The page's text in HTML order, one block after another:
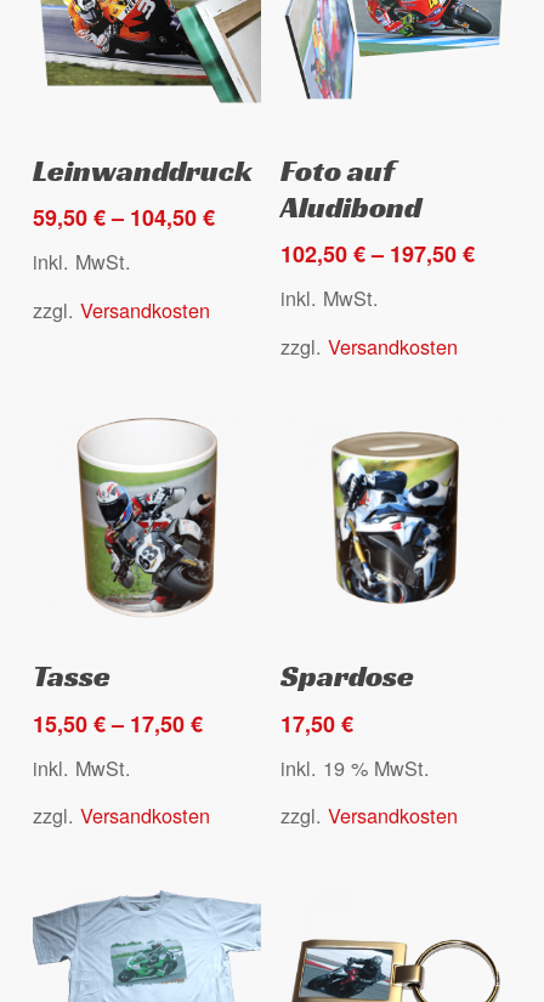
Produkt
weist
Varianten
auf.
Produktseite
gewählt
werden
Leinwanddruck
59,50€– 104,50€
inkl. MwSt.
zzgl. Versandkosten
Produkt
weist
mehrere
auf.
Die
Produktseite
gewählt
werden
Foto auf
Aludibond
102,50€– 197,50€
inkl. MwSt.
zzgl.Versandkosten
Produkt
weist
Varianten
auf.
können
auf
Tasse
15,50€– 17,50€
inkl. MwSt.
zzgl. Versandkosten
Spardose
17,50€
inkl. 19 % MwSt.
zzgl.Versandkosten